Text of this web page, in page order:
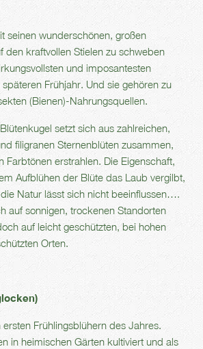
seinen wunderschönen, großen
den kraftvollen Stielen zu schweben
und imposantesten
Frühjahr. Und sie gehören zu
(Bienen)-Nahrungsquellen.
setzt sich aus zahlreichen,
filigranen Sternenblüten zusammen,
Farbtönen erstrahlen. Die Eigenschaft,
Aufblühen der Blüte das Laub vergilbt,
Natur lässt sich nicht beeinflussen….
auf sonnigen, trockenen Standorten
auf leicht geschützten, bei hohen
Orten.
Frühlingsblühern des Jahres.
in heimischen Gärten kultiviert und als